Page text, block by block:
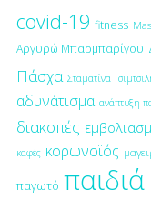
covid-19 fitness
Αργυρώ Μπαρμπαρίγου
Πάσχα Σταματίνα
αδυνάτισμα ανάπτυξη
διακοπές
καφές κορωνοϊός
παγωτό